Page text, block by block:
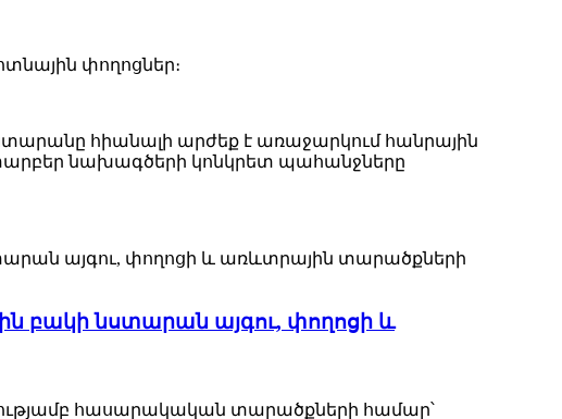
փողոցներ։
հիանալի արժեք է առաջարկում հանրային
նախագծերի կոնկրետ պահանջները
բակի նստարան այգու, փողոցի և
հասարակական տարածքների համար՝